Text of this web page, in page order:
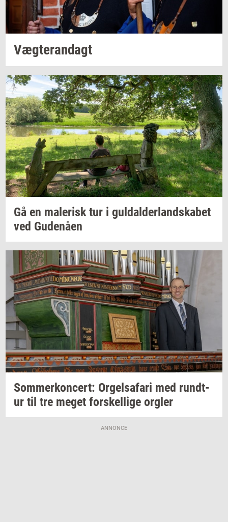
Væg­te­ran­dagt
Gå en ma­le­risktur i gul­dal­der­land­ska­bet
ved Gu­denå­en
Som­mer­kon­cert: Or­gel­s­a­fa­ri med rund­t­
ur til tre meget for­skel­li­ge org­ler
ANNONCE